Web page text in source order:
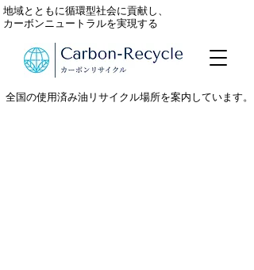
全国の使用済み油リサイクル場所を案内しています。
地域とともに循環型社会に貢献し、
カーボンニュートラルを実現する